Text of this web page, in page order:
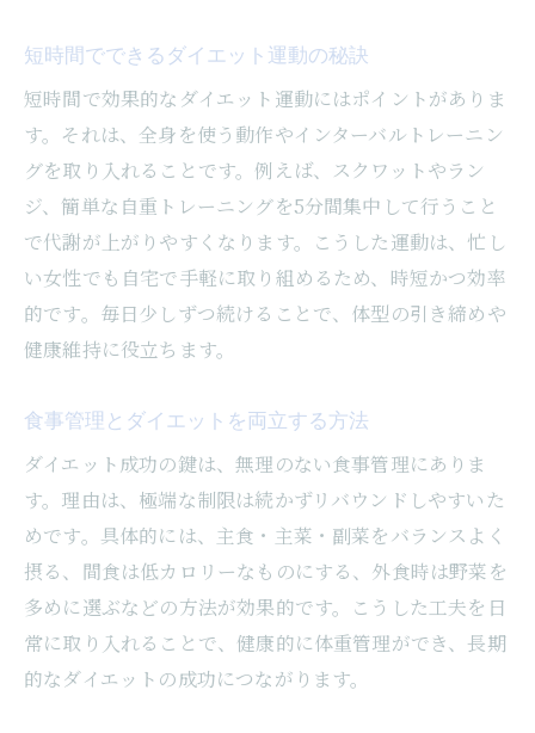
短時間でできるダイエット運動の秘訣
短時間で効果的なダイエット運動にはポイントがありま
す。それは、全身を使う動作やインターバルトレーニン
グを取り入れることです。例えば、スクワットやラン
ジ、簡単な自重トレーニングを5分間集中して行うこと
で代謝が上がりやすくなります。こうした運動は、忙し
い女性でも自宅で手軽に取り組めるため、時短かつ効率
的です。毎日少しずつ続けることで、体型の引き締めや
健康維持に役立ちます。
食事管理とダイエットを両立する方法
ダイエット成功の鍵は、無理のない食事管理にありま
す。理由は、極端な制限は続かずリバウンドしやすいた
めです。具体的には、主食・主菜・副菜をバランスよく
摂る、間食は低カロリーなものにする、外食時は野菜を
多めに選ぶなどの方法が効果的です。こうした工夫を日
常に取り入れることで、健康的に体重管理ができ、長期
的なダイエットの成功につながります。